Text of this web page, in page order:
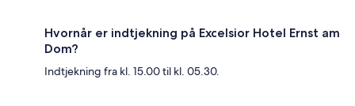
Hvornår er indtjekning på Excelsior Hotel Ernst am
Dom?
Indtjekning fra kl. 15.00 til kl. 05.30.